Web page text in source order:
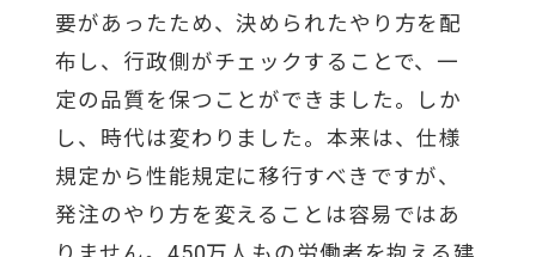
要があったため、決められたやり方を配
布し、行政側がチェックすることで、一
定の品質を保つことができました。しか
し、時代は変わりました。本来は、仕様
規定から性能規定に移行すべきですが、
発注のやり方を変えることは容易ではあ